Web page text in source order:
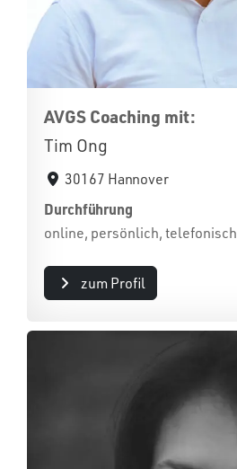
AVGS Coaching mit:
Tim Ong
30167 Hannover
Durchführung
online, persönlich, telefonisch
zum Profil